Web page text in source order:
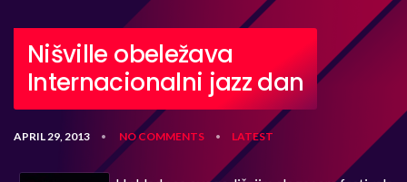
Nišville obeležava
Internacionalni jazz dan
APRIL 29, 2013 • NO COMMENTS • LATEST